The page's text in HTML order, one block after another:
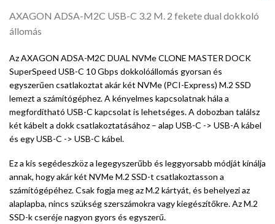
AXAGON ADSA-M2C USB-C 3.2 M. 2 fekete dual dokkoló
állomás
Az AXAGON ADSA-M2C DUAL NVMe CLONE MASTER DOCK
SuperSpeed USB-C 10 Gbps dokkolóállomás gyorsan és
egyszerűen csatlakoztat akár két NVMe (PCI-Express) M.2 SSD
lemezt a számítógéphez. A kényelmes kapcsolatnak hála a
megfordítható USB-C kapcsolat is lehetséges. A dobozban találsz
két kábelt a dokk csatlakoztatásához – alap USB-C -> USB-A kábel
és egy USB-C -> USB-C kábel.
Ez a kis segédeszköz a legegyszerűbb és leggyorsabb módját kínálja
annak, hogy akár két NVMe M.2 SSD-t csatlakoztasson a
számítógépéhez. Csak fogja meg az M.2 kártyát, és behelyezi az
alaplapba, nincs szükség szerszámokra vagy kiegészítőkre. Az M.2
SSD-k cseréje nagyon gyors és egyszerű.